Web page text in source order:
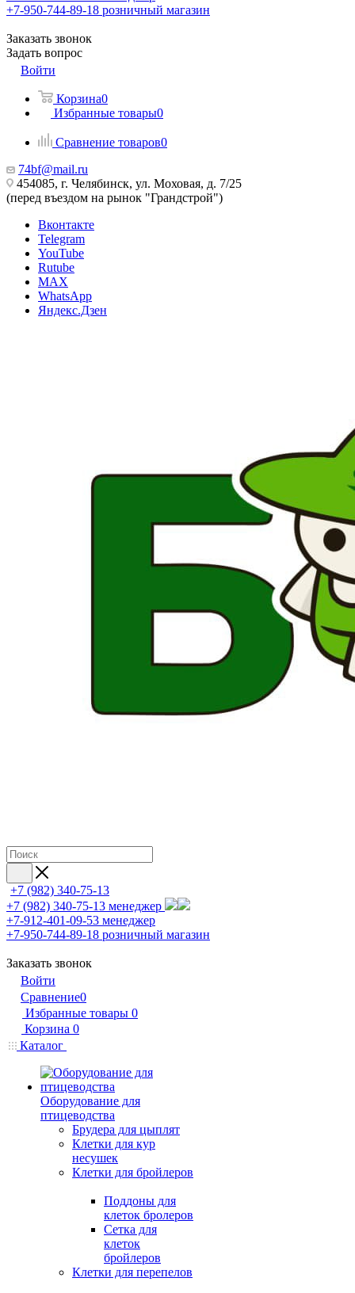
+7-950-744-89-18 розничный магазин
Заказать звонок
Задать вопрос
Войти
Корзина0
Избранные товары0
Сравнение товаров0
74bf@mail.ru
454085, г. Челябинск, ул. Моховая, д. 7/25
(перед въездом на рынок "Грандстрой")
Вконтакте
Telegram
YouTube
Rutube
MAX
WhatsApp
Яндекс.Дзен
+7 (982) 340-75-13
+7 (982) 340-75-13 менеджер
+7-912-401-09-53 менеджер
+7-950-744-89-18 розничный магазин
Заказать звонок
Войти
Сравнение0
Избранные товары 0
Корзина 0
Каталог
Оборудование для
птицеводства
Брудера для цыплят
Клетки для кур
несушек
Клетки для бройлеров
Поддоны для
клеток бролеров
Сетка для
клеток
бройлеров
Клетки для перепелов